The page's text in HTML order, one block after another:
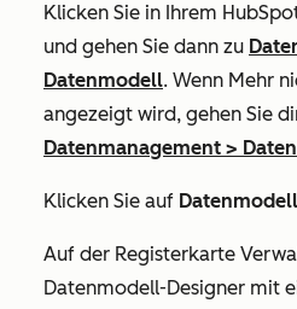
Klicken Sie in Ihrem
und gehen Sie dann zu
Datenmodell. Wenn Mehr
angezeigt wird, gehen Sie
Datenmanagement >
Klicken Sie auf
Auf der Registerkarte
Datenmodell-Designer mit